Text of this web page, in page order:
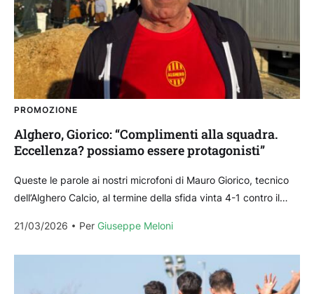
PROMOZIONE
Alghero, Giorico: “Complimenti alla squadra.
Eccellenza? possiamo essere protagonisti”
Queste le parole ai nostri microfoni di Mauro Giorico, tecnico
dell’Alghero Calcio, al termine della sfida vinta 4-1 contro il
21/03/2026
Per Giuseppe Meloni